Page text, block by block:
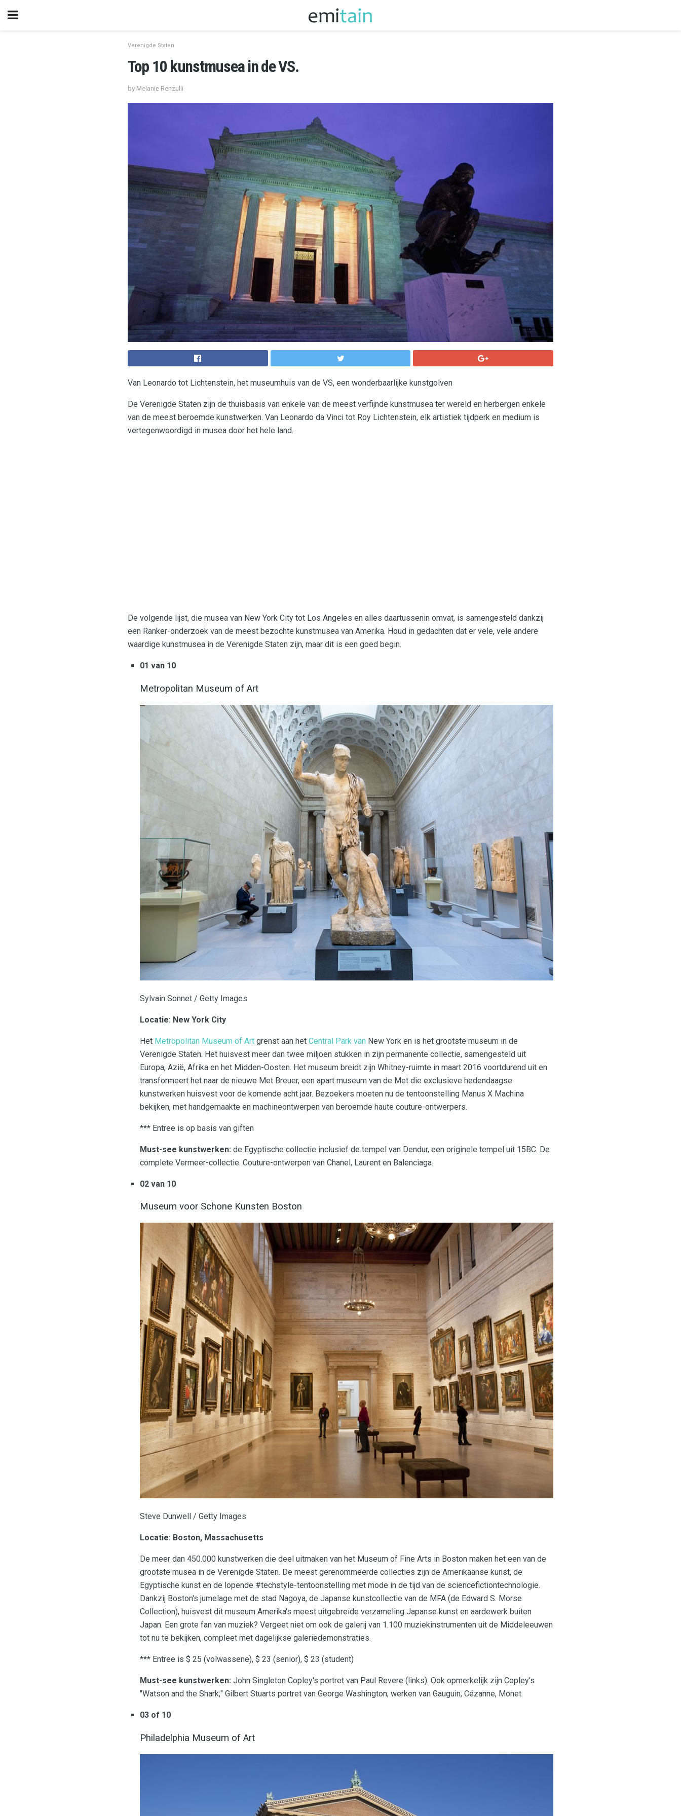
Verenigde Staten
Top 10 kunstmusea in de VS.
by Melanie Renzulli
Van Leonardo tot Lichtenstein, het museumhuis van de VS, een wonderbaarlijke kunstgolven
De Verenigde Staten zijn de thuisbasis van enkele van de meest verfijnde kunstmusea ter wereld en herbergen enkele
van de meest beroemde kunstwerken. Van Leonardo da Vinci tot Roy Lichtenstein, elk artistiek tijdperk en medium is
vertegenwoordigd in musea door het hele land.
De volgende lijst, die musea van New York City tot Los Angeles en alles daartussenin omvat, is samengesteld dankzij
een Ranker-onderzoek van de meest bezochte kunstmusea van Amerika. Houd in gedachten dat er vele, vele andere
waardige kunstmusea in de Verenigde Staten zijn, maar dit is een goed begin.
01 van 10
Metropolitan Museum of Art
Sylvain Sonnet / Getty Images
Locatie: New York City
Het Metropolitan Museum of Art grenst aan het Central Park van New York en is het grootste museum in de
Verenigde Staten. Het huisvest meer dan twee miljoen stukken in zijn permanente collectie, samengesteld uit
Europa, Azië, Afrika en het Midden-Oosten. Het museum breidt zijn Whitney-ruimte in maart 2016 voortdurend uit en
transformeert het naar de nieuwe Met Breuer, een apart museum van de Met die exclusieve hedendaagse
kunstwerken huisvest voor de komende acht jaar. Bezoekers moeten nu de tentoonstelling Manus X Machina
bekijken, met handgemaakte en machineontwerpen van beroemde haute couture-ontwerpers.
*** Entree is op basis van giften
Must-see kunstwerken: de Egyptische collectie inclusief de tempel van Dendur, een originele tempel uit 15BC. De
complete Vermeer-collectie. Couture-ontwerpen van Chanel, Laurent en Balenciaga.
02 van 10
Museum voor Schone Kunsten Boston
Steve Dunwell / Getty Images
Locatie: Boston, Massachusetts
De meer dan 450.000 kunstwerken die deel uitmaken van het Museum of Fine Arts in Boston maken het een van de
grootste musea in de Verenigde Staten. De meest gerenommeerde collecties zijn de Amerikaanse kunst, de
Egyptische kunst en de lopende #techstyle-tentoonstelling met mode in de tijd van de sciencefictiontechnologie.
Dankzij Boston's jumelage met de stad Nagoya, de Japanse kunstcollectie van de MFA (de Edward S. Morse
Collection), huisvest dit museum Amerika's meest uitgebreide verzameling Japanse kunst en aardewerk buiten
Japan. Een grote fan van muziek? Vergeet niet om ook de galerij van 1.100 muziekinstrumenten uit de Middeleeuwen
tot nu te bekijken, compleet met dagelijkse galeriedemonstraties.
*** Entree is $ 25 (volwassene), $ 23 (senior), $ 23 (student)
Must-see kunstwerken: John Singleton Copley's portret van Paul Revere (links). Ook opmerkelijk zijn Copley's
"Watson and the Shark;" Gilbert Stuarts portret van George Washington; werken van Gauguin, Cézanne, Monet.
03 of 10
Philadelphia Museum of Art